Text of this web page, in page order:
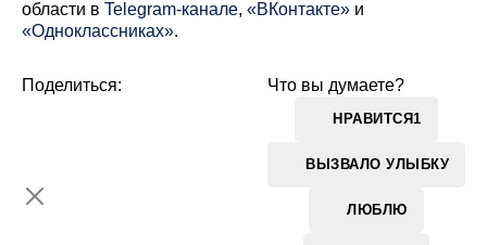
области в Telegram-канале, «ВКонтакте» и
«Одноклассниках».
Что вы думаете?
НРАВИТСЯ1
ВЫЗВАЛО УЛЫБКУ
ЛЮБЛЮ
Поделиться: